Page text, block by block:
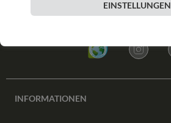
ANMELDEN
INFORMATIONEN
EINSTELLUNGEN